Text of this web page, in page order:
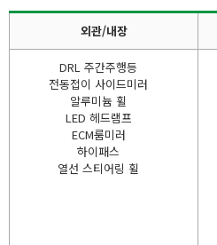
외관/내장
DRL 주간주행등
전동접이 사이드미러
알루미늄 휠
LED 헤드램프
ECM룸미러
하이패스
열선 스티어링 휠